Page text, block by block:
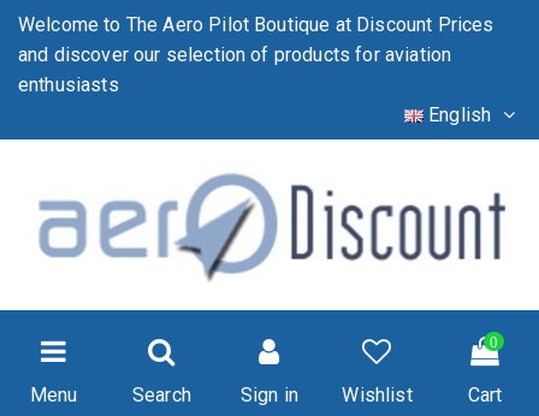
Welcome to The Aero Pilot Boutique at Discount Prices
and discover our selection of products for aviation
enthusiasts
English
Menu Search Sign in Wishlist
0
Cart